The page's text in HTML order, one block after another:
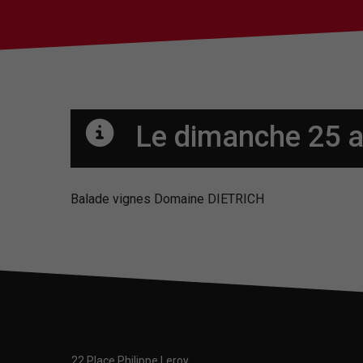
Le dimanche 25
Balade vignes Domaine DIETRICH